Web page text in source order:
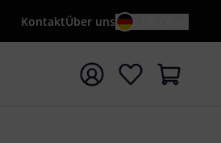
KontaktÜber uns
starten